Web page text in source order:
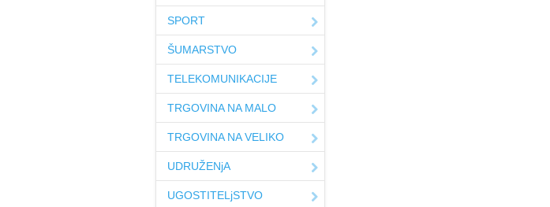
SPORT
ŠUMARSTVO
TELEKOMUNIKACIJE
TRGOVINA NA MALO
TRGOVINA NA VELIKO
UDRUŽENjA
UGOSTITELjSTVO